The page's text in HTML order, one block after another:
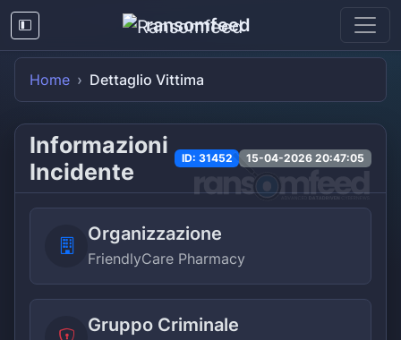
ransomfeed
Home Dettaglio Vittima
Informazioni
Incidente
ID: 31452 15-04-2026 20:47:05
Organizzazione
FriendlyCare Pharmacy
Gruppo Criminale